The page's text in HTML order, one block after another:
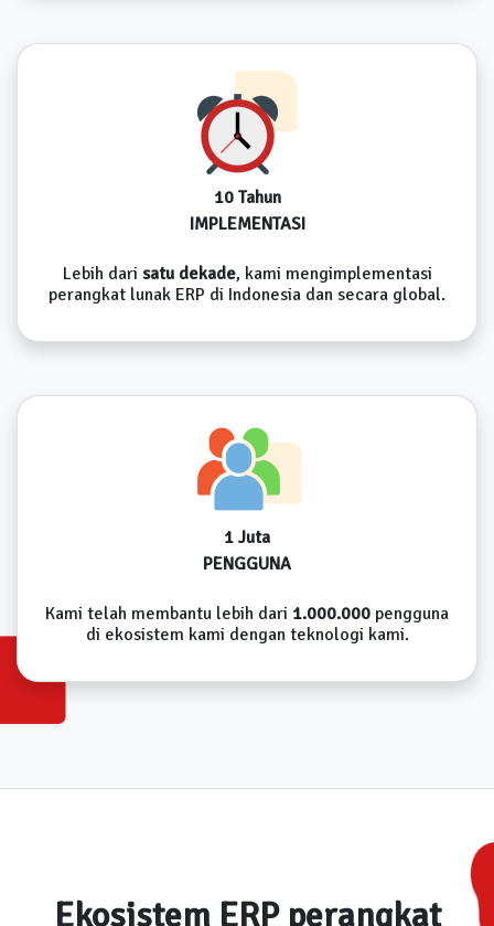
10 Tahun
IMPLEMENTASI
Lebih dari satu dekade, kami mengimplementasi
perangkat lunak ERP di Indonesia dan secara global.
1 Juta
PENGGUNA
Kami telah membantu lebih dari 1.000.000 pengguna
di ekosistem kami dengan teknologi kami.
Ekosistem ERP perangkat